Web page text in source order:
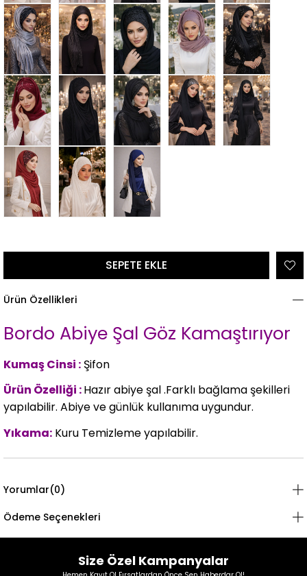
Ürün Özellikleri
Bordo Abiye Şal Göz Kamaştırıyor
Kumaş Cinsi : Şifon
Ürün Özelliği :Hazır abiye şal .Farklı bağlama şekilleri
yapılabilir. Abiye ve günlük kullanıma uygundur.
Yıkama: Kuru Temizleme yapılabilir.
Yorumlar(0)
Ödeme Seçenekleri
Size Özel Kampanyalar